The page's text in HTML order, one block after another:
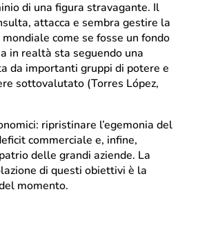
di una figura stravagante. Il
attacca e sembra gestire la
come se fosse un fondo
in realtà sta seguendo una
da importanti gruppi di potere e
sottovalutato (Torres López,
ripristinare l’egemonia del
commerciale e, infine,
delle grandi aziende. La
di questi obiettivi è la
momento.